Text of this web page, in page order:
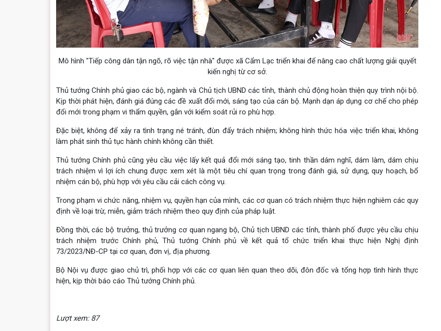
Mô hình "Tiếp công dân tận ngõ, rõ việc tận nhà" được xã Cẩm Lạc triển khai để nâng cao chất lượng giải quyết
kiến nghị từ cơ sở.
Thủ tướng Chính phủ giao các bộ, ngành và Chủ tịch UBND các tỉnh, thành chủ động hoàn thiện quy trình nội bộ.
Kịp thời phát hiện, đánh giá đúng các đề xuất đổi mới, sáng tạo của cán bộ. Mạnh dạn áp dụng cơ chế cho phép
đổi mới trong phạm vi thẩm quyền, gắn với kiểm soát rủi ro phù hợp.
Đặc biệt, không để xảy ra tình trạng né tránh, đùn đẩy trách nhiệm; không hình thức hóa việc triển khai, không
làm phát sinh thủ tục hành chính không cần thiết.
Thủ tướng Chính phủ cũng yêu cầu việc lấy kết quả đổi mới sáng tạo, tinh thần dám nghĩ, dám làm, dám chịu
trách nhiệm vì lợi ích chung được xem xét là một tiêu chí quan trọng trong đánh giá, sử dụng, quy hoạch, bổ
nhiệm cán bộ, phù hợp với yêu cầu cải cách công vụ.
Trong phạm vi chức năng, nhiệm vụ, quyền hạn của mình, các cơ quan có trách nhiệm thực hiện nghiêm các quy
định về loại trừ, miễn, giảm trách nhiệm theo quy định của pháp luật.
Đồng thời, các bộ trưởng, thủ trưởng cơ quan ngang bộ, Chủ tịch UBND các tỉnh, thành phố được yêu cầu chịu
trách nhiệm trước Chính phủ, Thủ tướng Chính phủ về kết quả tổ chức triển khai thực hiện Nghị định
73/2023/NĐ-CP tại cơ quan, đơn vị, địa phương.
Bộ Nội vụ được giao chủ trì, phối hợp với các cơ quan liên quan theo dõi, đôn đốc và tổng hợp tình hình thực
hiện, kịp thời báo cáo Thủ tướng Chính phủ.
Lượt xem: 87